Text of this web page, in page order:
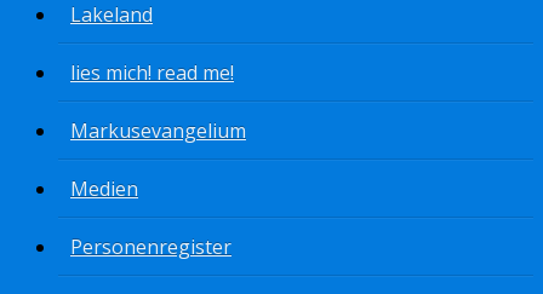
Lakeland
lies mich! read me!
Markusevangelium
Medien
Personenregister